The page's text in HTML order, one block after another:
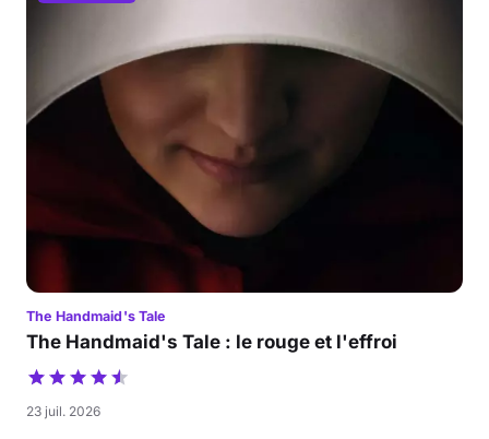
The Handmaid's Tale
The Handmaid's Tale : le rouge et l'effroi
23 juil. 2026